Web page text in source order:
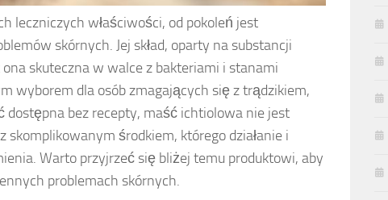
leczniczych właściwości, od pokoleń jest
skórnych. Jej skład, oparty na substancji
skuteczna w walce z bakteriami i stanami
wyborem dla osób zmagających się z trądzikiem,
dostępna bez recepty, maść ichtiolowa nie jest
skomplikowanym środkiem, którego działanie i
Warto przyjrzeć się bliżej temu produktowi, aby
problemach skórnych.